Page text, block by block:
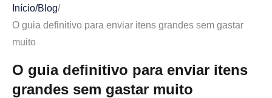
Melhores opções de envio para itens grandes e
Serviços de encomendas padrão (FedEx, UPS, USPS)
Início/Blog/
O guia definitivo para enviar itens grandes sem gastar
muito
O guia definitivo para enviar itens
grandes sem gastar muito